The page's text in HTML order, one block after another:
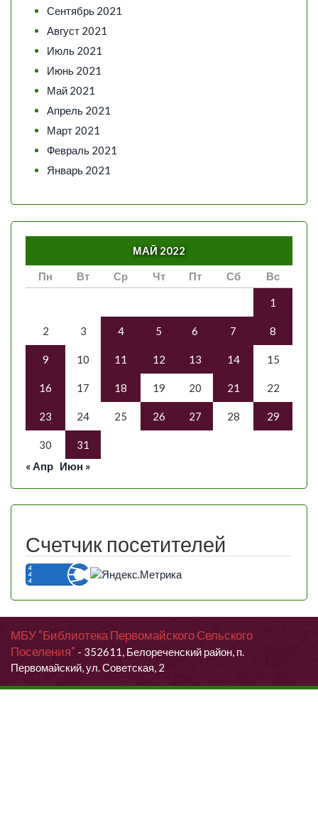
Сентябрь 2021
Август 2021
Июль 2021
Июнь 2021
Май 2021
Апрель 2021
Март 2021
Февраль 2021
Январь 2021
МАЙ 2022
Пн
Вт Ср Чт Пт Сб Вс
1
2 3 4 5 6 7 8
9 10 11 12 13 14 15
16 17 18 19 20 21 22
23 24 25 26 27 28 29
30
31
« Апр Июн »
Счетчик посетителей
МБУ "Библиотека Первомайского Сельского
Поселения" - 352611, Белореченский район, п.
Первомайский, ул. Советская, 2